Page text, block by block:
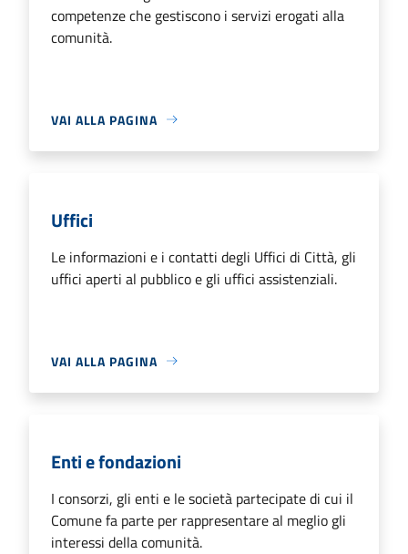
competenze che gestiscono i servizi erogati alla
comunità.
VAI ALLA PAGINA
Uffici
Le informazioni e i contatti degli Uffici di Città, gli
uffici aperti al pubblico e gli uffici assistenziali.
VAI ALLA PAGINA
Enti e fondazioni
I consorzi, gli enti e le società partecipate di cui il
Comune fa parte per rappresentare al meglio gli
interessi della comunità.